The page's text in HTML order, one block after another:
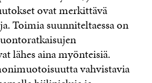
ovat merkittävä
Toimia suunniteltaessa on
lähes aina myönteisiä.
vahvistavia